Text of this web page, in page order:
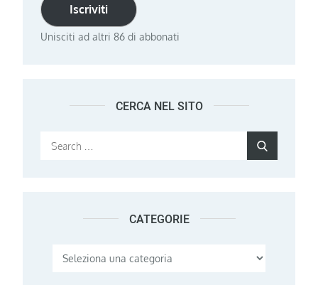
Iscriviti
Unisciti ad altri 86 di abbonati
CERCA NEL SITO
Search
CATEGORIE
Categorie